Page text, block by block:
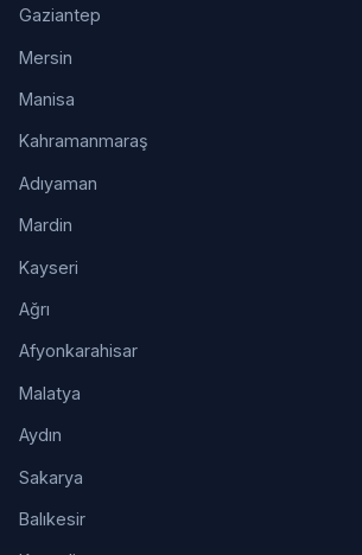
Gaziantep
Mersin
Manisa
Kahramanmaraş
Adıyaman
Mardin
Kayseri
Ağrı
Afyonkarahisar
Malatya
Aydın
Sakarya
Balıkesir